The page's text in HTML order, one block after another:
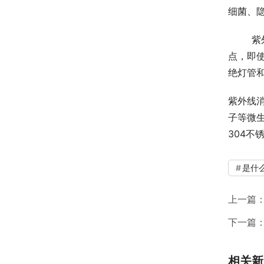
细菌、
点，即
绝灯管
紫外线
子等微
304不
是什
上一篇
下一篇
相关